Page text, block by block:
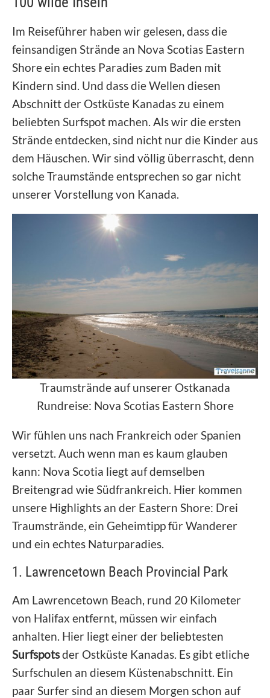
Im Reiseführer haben wir gelesen, dass die
feinsandigen Strände an Nova Scotias Eastern
Shore ein echtes Paradies zum Baden mit
Kindern sind. Und dass die Wellen diesen
Abschnitt der Ostküste Kanadas zu einem
beliebten Surfspot machen. Als wir die ersten
Strände entdecken, sind nicht nur die Kinder aus
dem Häuschen. Wir sind völlig überrascht, denn
solche Traumstände entsprechen so gar nicht
unserer Vorstellung von Kanada.
Traumstrände auf unserer Ostkanada
Rundreise: Nova Scotias Eastern Shore
Wir fühlen uns nach Frankreich oder Spanien
versetzt. Auch wenn man es kaum glauben
kann: Nova Scotia liegt auf demselben
Breitengrad wie Südfrankreich. Hier kommen
unsere Highlights an der Eastern Shore: Drei
Traumstrände, ein Geheimtipp für Wanderer
und ein echtes Naturparadies.
1. Lawrencetown Beach Provincial Park
Am Lawrencetown Beach, rund 20 Kilometer
von Halifax entfernt, müssen wir einfach
anhalten. Hier liegt einer der beliebtesten
Surfspotsder Ostküste Kanadas. Es gibt etliche
Surfschulen an diesem Küstenabschnitt. Ein
paar Surfer sind an diesem Morgen schon auf